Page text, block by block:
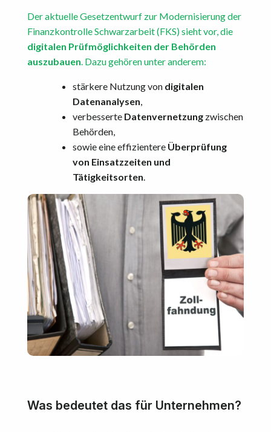
Der aktuelle Gesetzentwurf zur Modernisierung der
Finanzkontrolle Schwarzarbeit (FKS) sieht vor, die
digitalen Prüfmöglichkeiten der Behörden
auszubauen . Dazu gehören unter anderem:
stärkere Nutzung von digitalen
Datenanalysen
verbesserte Datenvernetzung zwischen
Behörden,
sowie eine effizientere Überprüfung
von Einsatzzeiten und
Tätigkeitsorten
Was bedeutet das für Unternehmen?